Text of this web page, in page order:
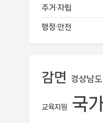
주거·자립
행정·안전
감면 경상남도
교육지원 국